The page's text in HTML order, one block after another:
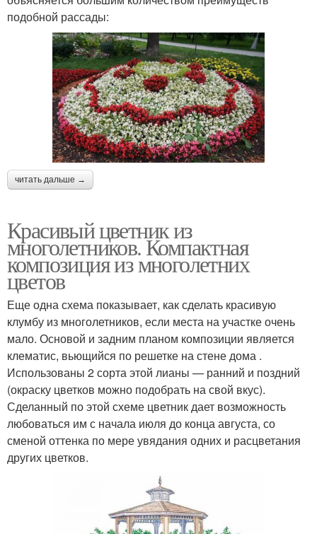
подобной рассады:
читать дальше →
Красивый цветник из
многолетников. Компактная
композиция из многолетних
цветов
Еще одна схема показывает, как сделать красивую
клумбу из многолетников, если места на участке очень
мало. Основой и задним планом композиции является
клематис, вьющийся по решетке на стене дома .
Использованы 2 сорта этой лианы — ранний и поздний
(окраску цветков можно подобрать на свой вкус).
Сделанный по этой схеме цветник дает возможность
любоваться им с начала июля до конца августа, со
сменой оттенка по мере увядания одних и расцветания
других цветков.